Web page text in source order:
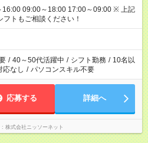
09:00～18:00 17:00～09:00 ※ 上記
トもご相談ください！
/ 40～50代活躍中 / シフト勤務 / 10名以
応なし / パソコンスキル不要
応募する 詳細へ
株式会社ニッソーネット